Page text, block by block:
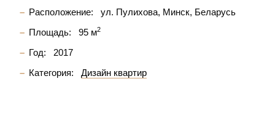
Расположение:
ул. Пулихова, Минск, Беларусь
Площадь:
95 м2
Год:
2017
Категория:
Дизайн квартир